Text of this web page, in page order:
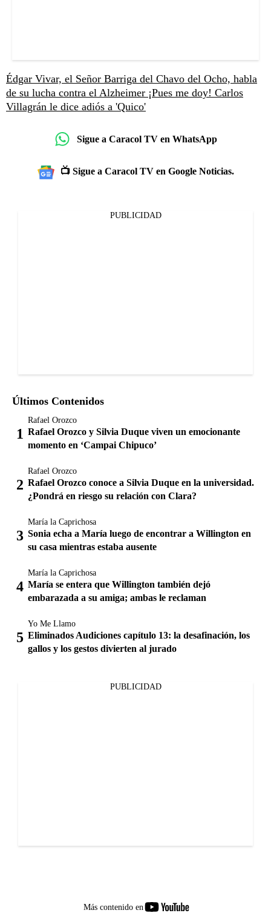
Édgar Vivar, el Señor Barriga del Chavo del Ocho, habla
de su lucha contra el Alzheimer ¡Pues me doy! Carlos
Villagrán le dice adiós a 'Quico'
Sigue a Caracol TV en WhatsApp
📺 Sigue a Caracol TV en Google Noticias.
PUBLICIDAD
Últimos Contenidos
Rafael Orozco
Rafael Orozco y Silvia Duque viven un emocionante
momento en ‘Campai Chipuco’
Rafael Orozco
Rafael Orozco conoce a Silvia Duque en la universidad.
¿Pondrá en riesgo su relación con Clara?
María la Caprichosa
Sonia echa a María luego de encontrar a Willington en
su casa mientras estaba ausente
María la Caprichosa
María se entera que Willington también dejó
embarazada a su amiga; ambas le reclaman
Yo Me Llamo
Eliminados Audiciones capítulo 13: la desafinación, los
gallos y los gestos divierten al jurado
PUBLICIDAD
Más contenido en youtube-